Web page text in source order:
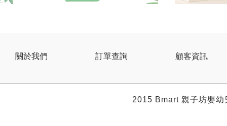
關於我們 訂單查詢 顧客資訊
2015 Bmart親子坊嬰幼